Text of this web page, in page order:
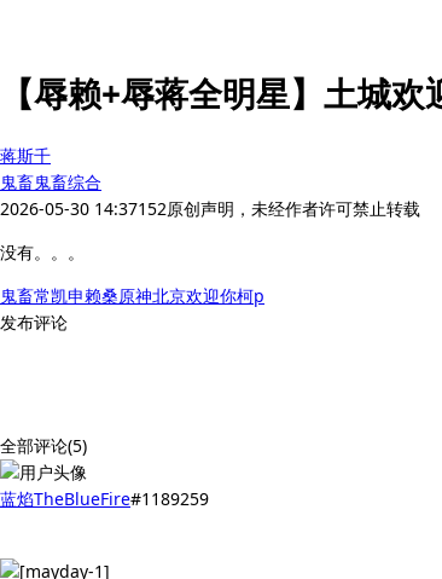
【辱赖+辱蒋全明星】土城
蒋斯千
鬼畜鬼畜综合
2026-05-30 14:37152原创声明，未经作者许可禁止转载
没有。。。
鬼畜常凯申赖桑原神北京欢迎你柯p
发布评论
全部评论(5)
蓝焰TheBlueFire#1189259